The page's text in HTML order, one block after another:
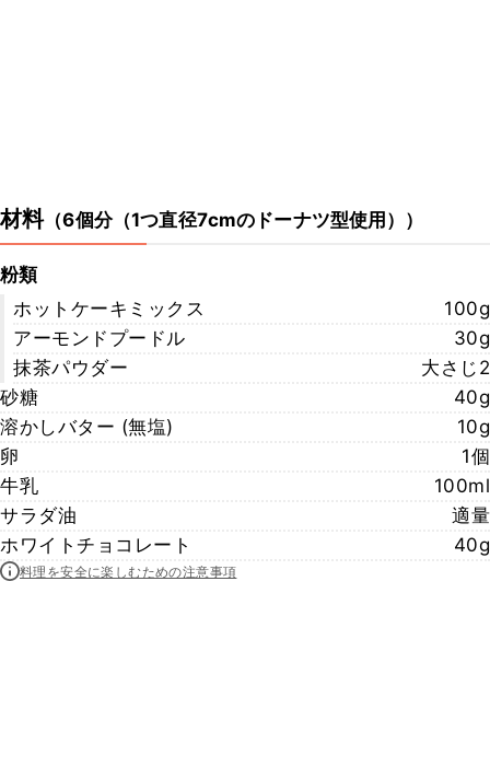
材料（6個分（1つ直径7cmのドーナツ型使用） ）
粉類
ホットケーキミックス
100g
アーモンドプードル
30g
抹茶パウダー
大さじ2
砂糖
40g
溶かしバター (無塩)
10g
卵
1個
牛乳
100ml
サラダ油
適量
ホワイトチョコレート
40g
料理を安全に楽しむための注意事項